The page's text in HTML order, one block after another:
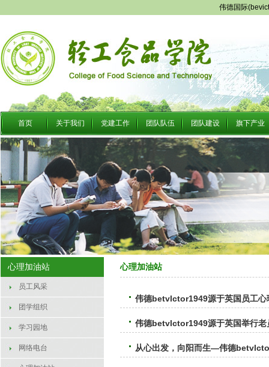
伟德国际
首页 关于我们 党建工作 团队队伍 团队建设 旗下产业
心理加油站
员工风采
团学组织
学习园地
网络电台
心理加油站
伟德betvlctor1949源于英国员工心
伟德betvlctor1949源于英国举行老
从心出发，向阳而生—伟德